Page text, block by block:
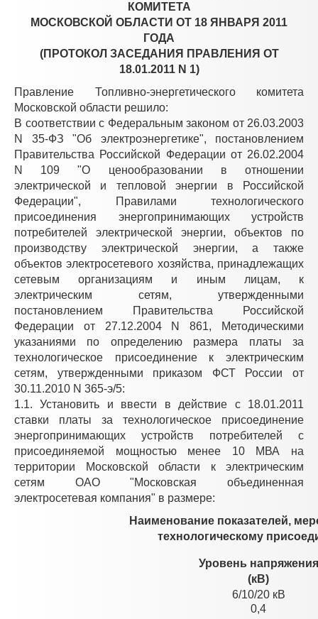
КОМИТЕТА
МОСКОВСКОЙ ОБЛАСТИ ОТ 18 ЯНВАРЯ 2011
ГОДА
(ПРОТОКОЛ ЗАСЕДАНИЯ ПРАВЛЕНИЯ ОТ
18.01.2011 N 1)
Правление Топливно-энергетического комитета
Московской области решило:
В соответствии с Федеральным законом от 26.03.2003
N 35-ФЗ "Об электроэнергетике", постановлением
Правительства Российской Федерации от 26.02.2004
N 109 "О ценообразовании в отношении
электрической и тепловой энергии в Российской
Федерации", Правилами технологического
присоединения энергопринимающих устройств
потребителей электрической энергии, объектов по
производству электрической энергии, а также
объектов электросетевого хозяйства, принадлежащих
сетевым организациям и иным лицам, к
электрическим сетям, утвержденными
постановлением Правительства Российской
Федерации от 27.12.2004 N 861, Методическими
указаниями по определению размера платы за
технологическое присоединение к электрическим
сетям, утвержденными приказом ФСТ России от
30.11.2010 N 365-э/5:
1.1. Установить и ввести в действие с 18.01.2011
ставки платы за технологическое присоединение
энергопринимающих устройств потребителей с
присоединяемой мощностью менее 10 МВА на
территории Московской области к электрическим
сетям ОАО "Московская объединенная
электросетевая компания" в размере:
Наименование показателей,
технологическому
Уровень напряжения
(кВ)
6/10/20 кВ
0,4